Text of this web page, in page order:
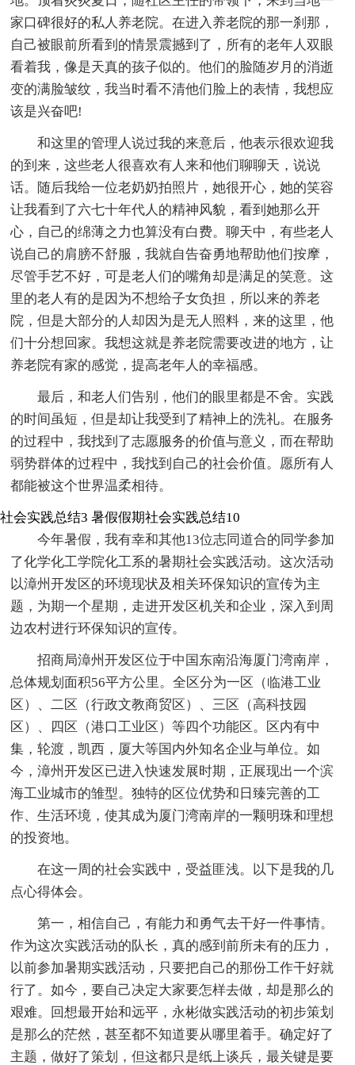
家口碑很好的私人养老院。在进入养老院的那一刹那，
自己被眼前所看到的情景震撼到了，所有的老年人双眼
看着我，像是天真的孩子似的。他们的脸随岁月的消逝
变的满脸皱纹，我当时看不清他们脸上的表情，我想应
该是兴奋吧!
和这里的管理人说过我的来意后，他表示很欢迎我
的到来，这些老人很喜欢有人来和他们聊聊天，说说
话。随后我给一位老奶奶拍照片，她很开心，她的笑容
让我看到了六七十年代人的精神风貌，看到她那么开
心，自己的绵薄之力也算没有白费。聊天中，有些老人
说自己的肩膀不舒服，我就自告奋勇地帮助他们按摩，
尽管手艺不好，可是老人们的嘴角却是满足的笑意。这
里的老人有的是因为不想给子女负担，所以来的养老
院，但是大部分的人却因为是无人照料，来的这里，他
们十分想回家。我想这就是养老院需要改进的地方，让
养老院有家的感觉，提高老年人的幸福感。
最后，和老人们告别，他们的眼里都是不舍。实践
的时间虽短，但是却让我受到了精神上的洗礼。在服务
的过程中，我找到了志愿服务的价值与意义，而在帮助
弱势群体的过程中，我找到自己的社会价值。愿所有人
都能被这个世界温柔相待。
社会实践总结3
今年暑假，我有幸和其他13位志同道合的同学参加
了化学化工学院化工系的暑期社会实践活动。这次活动
以漳州开发区的环境现状及相关环保知识的宣传为主
题，为期一个星期，走进开发区机关和企业，深入到周
边农村进行环保知识的宣传。
招商局漳州开发区位于中国东南沿海厦门湾南岸，
总体规划面积56平方公里。全区分为一区（临港工业
区）、二区（行政文教商贸区）、三区（高科技园
区）、四区（港口工业区）等四个功能区。区内有中
集，轮渡，凯西，厦大等国内外知名企业与单位。如
今，漳州开发区已进入快速发展时期，正展现出一个滨
海工业城市的雏型。独特的区位优势和日臻完善的工
作、生活环境，使其成为厦门湾南岸的一颗明珠和理想
的投资地。
在这一周的社会实践中，受益匪浅。以下是我的几
点心得体会。
第一，相信自己，有能力和勇气去干好一件事情。
作为这次实践活动的队长，真的感到前所未有的压力，
以前参加暑期实践活动，只要把自己的那份工作干好就
行了。如今，要自己决定大家要怎样去做，却是那么的
艰难。回想最开始和远平，永彬做实践活动的初步策划
是那么的茫然，甚至都不知道要从哪里着手。确定好了
主题，做好了策划，但这都只是纸上谈兵，最关键是要
暑假假期社会实践总结10